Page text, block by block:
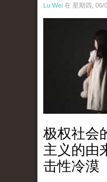
Lu Wei 在 星期四, 06/
极权社会
主义的由
击性冷漠